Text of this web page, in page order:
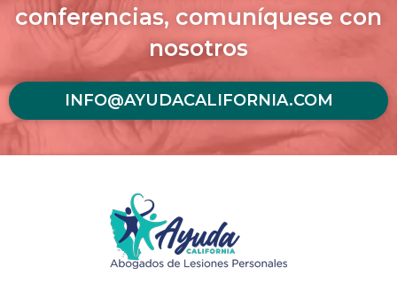
conferencias, comuníquese con
nosotros
INFO@AYUDACALIFORNIA.COM